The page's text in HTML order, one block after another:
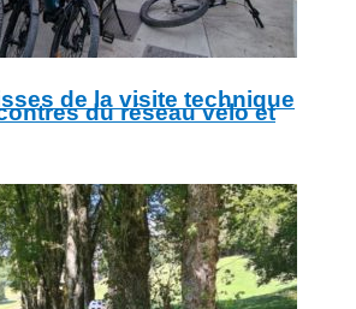
de la visite technique
du réseau vélo et